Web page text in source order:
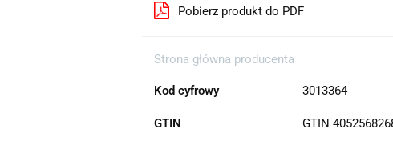
Pobierz produkt do PDF
Strona główna producenta
Kod cyfrowy 3013364
GTIN GTIN